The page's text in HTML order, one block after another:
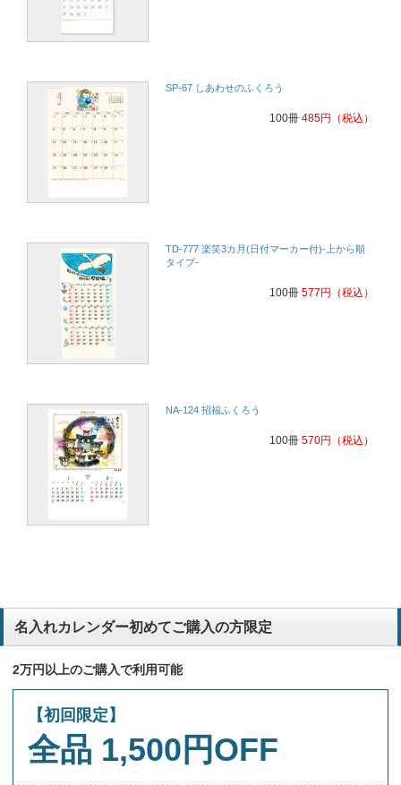
SP-67 しあわせのふくろう
100冊 485円 （税込）
TD-777 楽笑3カ月(日付マーカー付)-上から順
タイプ-
100冊 577 円 （税込）
NA-124 招福ふくろう
100冊 570円 （税込）
名入れカレンダー初めてご購入の方限定
2万円以上のご購入で利用可能
【初回限定】
全品 1,500円OFF